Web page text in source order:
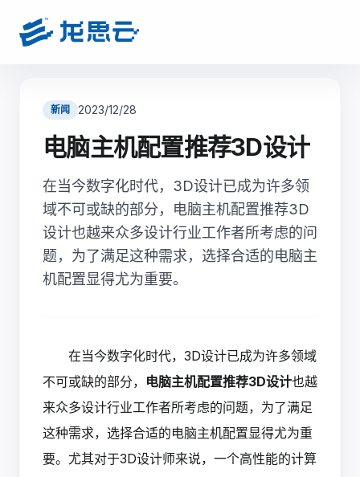
新闻 2023/12/28
电脑主机配置推荐3D设计
在当今数字化时代，3D设计已成为许多领
域不可或缺的部分，电脑主机配置推荐3D
设计也越来众多设计行业工作者所考虑的问
题，为了满足这种需求，选择合适的电脑主
机配置显得尤为重要。
在当今数字化时代，3D设计已成为许多领域
不可或缺的部分， 电脑主机配置推荐3D设计也越
来众多设计行业工作者所考虑的问题，为了满足
这种需求，选择合适的电脑主机配置显得尤为重
要。尤其对于3D设计师来说，一个高性能的计算